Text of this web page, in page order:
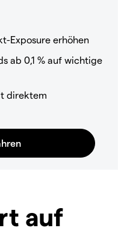
Exposure erhöhen
ab 0,1 % auf wichtige
direktem
auf